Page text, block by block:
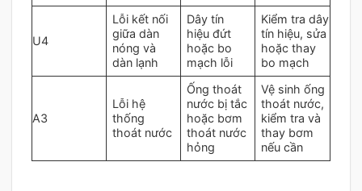
U4
Lỗi kết nối
giữa dàn
nóng và
dàn lạnh
Dây tín
hiệu đứt
hoặc bo
mạch lỗi
Kiểm tra dây
tín hiệu, sửa
hoặc thay
bo mạch
A3
Lỗi hệ
thống
thoát nước
Ống thoát
nước bị tắc
hoặc bơm
thoát nước
hỏng
Vệ sinh ống
thoát nước,
kiểm tra và
thay bơm
nếu cần